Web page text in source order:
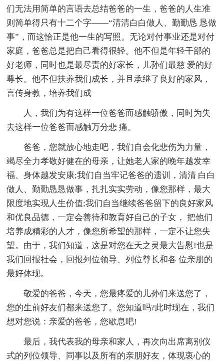
们无法用简单的言语去总结爸爸的一生，爸爸的人生准
则简单得只有十二个字——“清清白白做人、勤勤恳 恳做
事”，而这恰正是他一生的写照。无论对付事业还是对付
家庭，爸爸总是把自己看得很轻。他不但是年轻干部的
好老师，同时也是最尽责的好家长，儿孙们最慈 爱的好
尊长。他不但扶养我们成长，并且承继了良好的家风，
言传身教，培养我们成
人，我们为有这样一位爸爸而感触骄傲，同时为失
去这样一位爸爸而感触万分悲 痛。
爸爸，您就放心地走吧，我们自会化悲伤为力量，
竭尽全力孝敬好健在的母亲，让她老人家的晚年越发幸
福、身体越发安康;我们自当牢记爸爸的遗训，清清 白白
做人、勤勤恳恳做事，扎扎实实劳动，像您那样，最大
限度地实现人生价值;我们自当继续爸爸留下的良好家风
和优良品德，一定会善待和教育好自己的子女， 把他们
培养成精彩的人才，像您所希望的那样，一定不让您失
望。由于，我们知道，这是对您在天之灵最大告慰!也是
我们回报社会，回报列位领导、列位尊长和各 位亲朋的
最好体现。
敬爱的爸爸，今天，您最疼爱的儿孙们来送您了，
您的生前好友们都来送您了。您知道吗?此时现在，我们
想对您说：亲爱的爸爸，您歇息吧!
最后，我代表我的母亲和家人，再次向出席离别仪
式的列位领导、同事以及所有的亲朋好友，体现衷心的